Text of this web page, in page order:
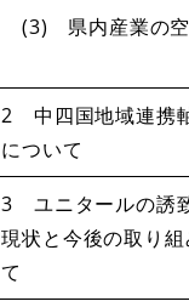
(3) 県内産業の空
2 中四国地域連携
について
3 ユニタールの誘
現状と今後の取り
て